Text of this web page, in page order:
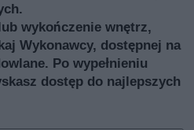
wykończenie wnętrz,
Wykonawcy, dostępnej na
Po wypełnieniu
dostęp do najlepszych